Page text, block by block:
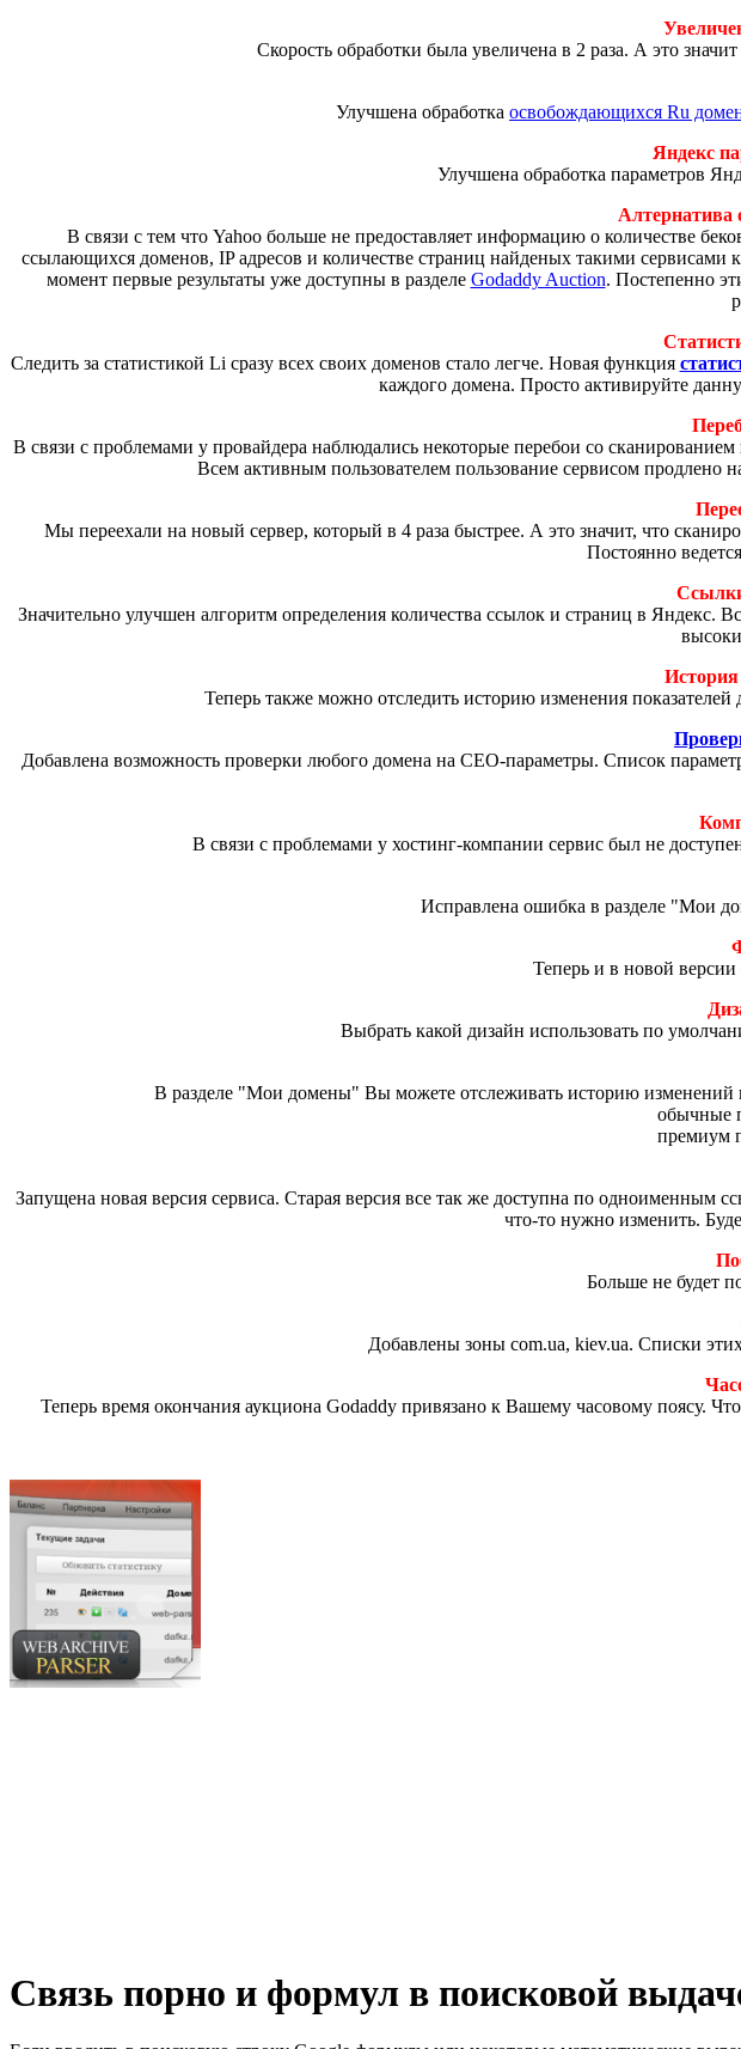
Скорость обработки была увеличена в 2 раза. А это
Улучшена обработка освобождающихся Ru
Яндекс
Улучшена обработка параметров
Алтернатива
В связи с тем что Yahoo больше не предоставляет информацию о количестве
ссылающихся доменов, IP адресов и количестве страниц найденых такими
момент первые результаты уже доступны в разделе Godaddy Auction. Постепенно
Следить за статистикой Li сразу всех своих доменов стало легче. Новая функция
каждого домена. Просто активируйте
В связи с проблемами у провайдера наблюдались некоторые перебои со
Всем активным пользователем пользование сервисом продлено
Мы переехали на новый сервер, который в 4 раза быстрее. А это значит, что
Постоянно
Значительно улучшен алгоритм определения количества ссылок и страниц в
Теперь также можно отследить историю изменения
Добавлена возможность проверки любого домена на СЕО-параметры. Список
В связи с проблемами у хостинг-компании сервис был не
Исправлена ошибка в разделе "Мои
Теперь и в новой
Выбрать какой дизайн использовать по
В разделе "Мои домены" Вы можете отслеживать историю изменений
обычные
премиум
Запущена новая версия сервиса. Старая версия все так же доступна по одноименным
что-то нужно изменить.
Больше не будет
Добавлены зоны com.ua, kiev.ua. Списки
Теперь время окончания аукциона Godaddy привязано к Вашему часовому поясу.
Связь порно и формул в поисковой